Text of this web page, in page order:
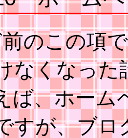
のこの項
なくなった
ば、ホーム
すが、ブロ